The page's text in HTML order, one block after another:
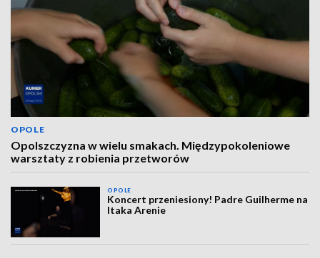
OPOLE
Opolszczyzna w wielu smakach. Międzypokoleniowe
warsztaty z robienia przetworów
OPOLE
Koncert przeniesiony! Padre Guilherme na
Itaka Arenie